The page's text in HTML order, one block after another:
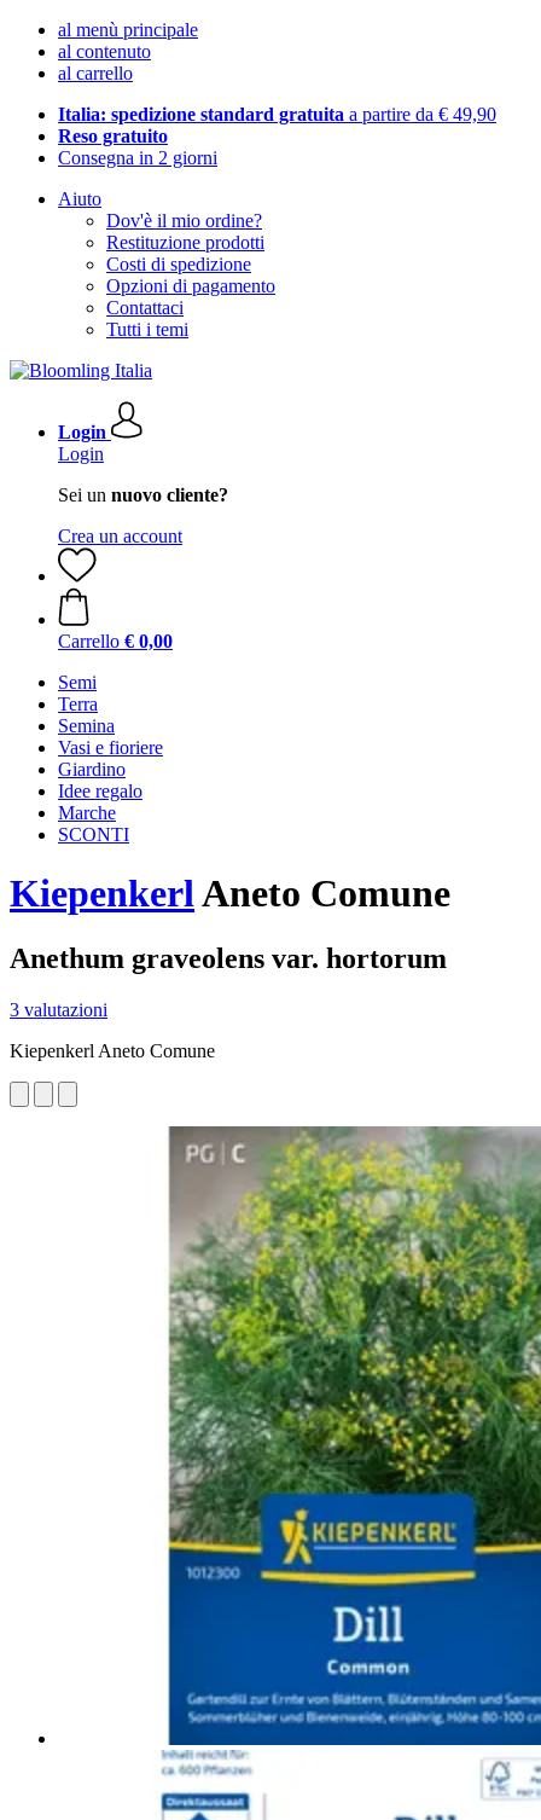
al menù principale
al contenuto
al carrello
Italia: spedizione standard gratuita a partire da € 49,90
Reso gratuito
Consegna in 2 giorni
Aiuto
Dov'è il mio ordine?
Restituzione prodotti
Costi di spedizione
Opzioni di pagamento
Contattaci
Tutti i temi
Login
Login
Sei un nuovo cliente?
Crea un account
Carrello € 0,00
Semi
Terra
Semina
Vasi e fioriere
Giardino
Idee regalo
Marche
SCONTI
KiepenkerlAneto Comune
Anethum graveolens var. hortorum
3 valutazioni
Kiepenkerl Aneto Comune